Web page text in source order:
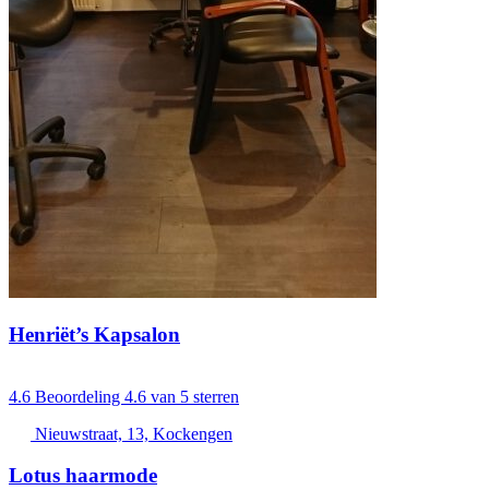
Henriët’s Kapsalon
4.6 Beoordeling 4.6 van 5 sterren
Nieuwstraat, 13, Kockengen
Lotus haarmode